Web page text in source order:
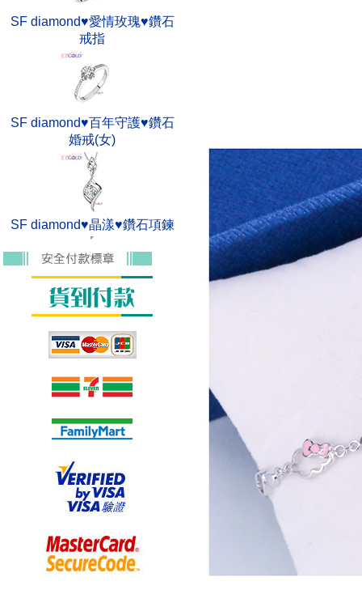
SF diamond♥愛情玫瑰♥鑽石
戒指
SF diamond♥百年守護♥鑽石
婚戒(女)
SF diamond♥晶漾♥鑽石項鍊